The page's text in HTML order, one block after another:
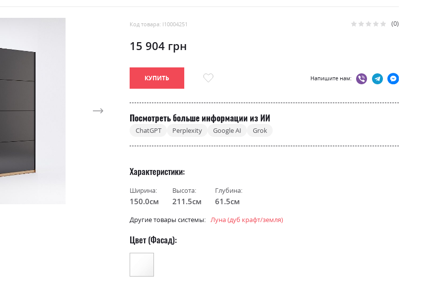
Код товара: l10004251 Рейтинг: 0
15 904 грн
КУПИТЬ Напишите нам:
Посмотреть больше информации из ИИ
ChatGPT Perplexity Google AI Grok
Характеристики
Ширина:
150.0см
Высота:
211.5см
Глубина:
61.5см
Другие товары системы: Луна (дуб крафт/земля)
Цвет (Фасад):